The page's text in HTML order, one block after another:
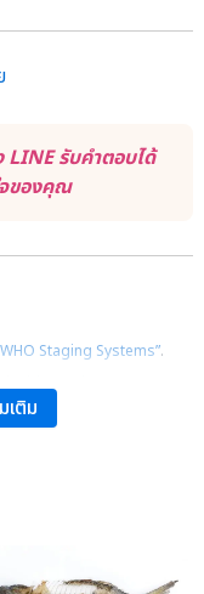
รับคำตอบได้
ของคุณ
Staging Systems”.
ติม